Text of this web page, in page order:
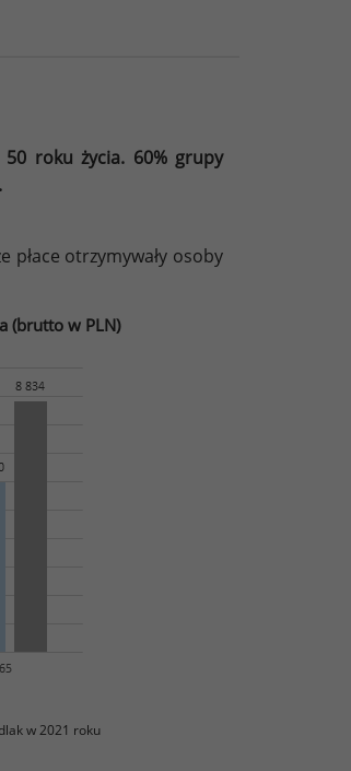
50 roku życia. 60% grupy
płace otrzymywały osoby
(brutto w PLN)
w 2021 roku